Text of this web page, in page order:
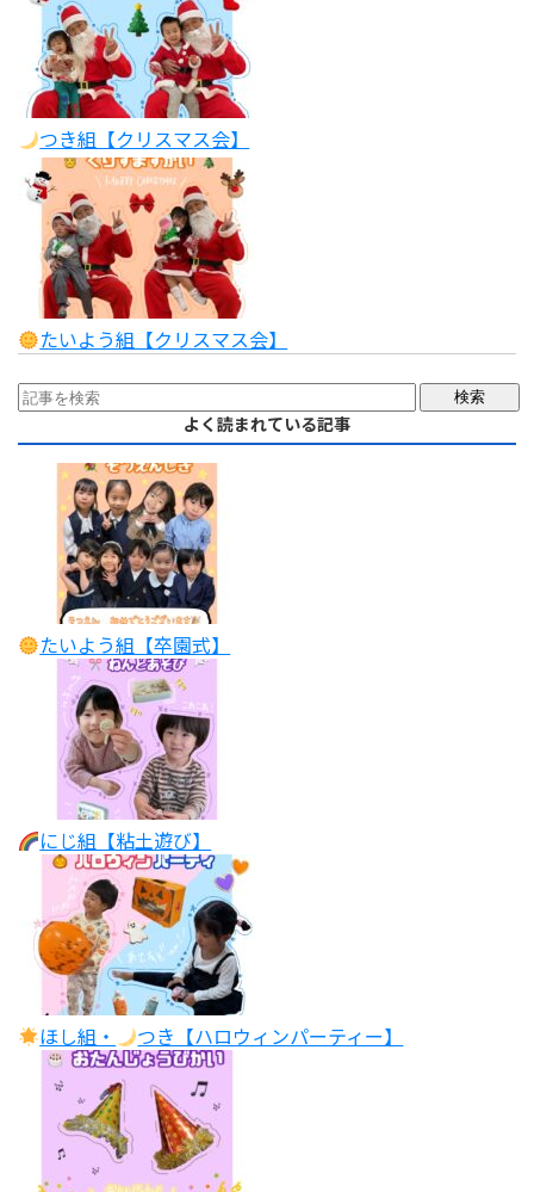
つき組【クリスマス会】
たいよう組【クリスマス会】
よく読まれている記事
たいよう組【卒園式】
にじ組【粘土遊び】
ほし組・ つき【ハロウィンパーティー】